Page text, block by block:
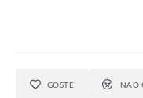
GOSTEI NÃO